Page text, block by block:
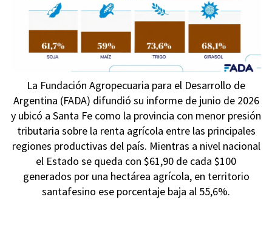
La Fundación Agropecuaria para el Desarrollo de
Argentina (FADA) difundió su informe de junio de 2026
y ubicó a Santa Fe como la provincia con menor presión
tributaria sobre la renta agrícola entre las principales
regiones productivas del país. Mientras a nivel nacional
el Estado se queda con $61,90 de cada $100
generados por una hectárea agrícola, en territorio
santafesino ese porcentaje baja al 55,6%.